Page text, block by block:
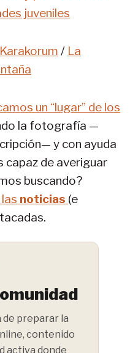
juveniles
Karakorum / La
un “lugar” de los
la fotografía —
y con ayuda
capaz de averiguar
buscando?
noticias (e
de preparar la
contenido
activa donde